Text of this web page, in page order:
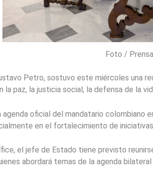
Foto /
Petro, sostuvo este miércoles una
paz, la justicia social, la defensa de la
oficial del mandatario
en el fortalecimiento de
el jefe de Estado tiene previsto
abordará temas de la agenda